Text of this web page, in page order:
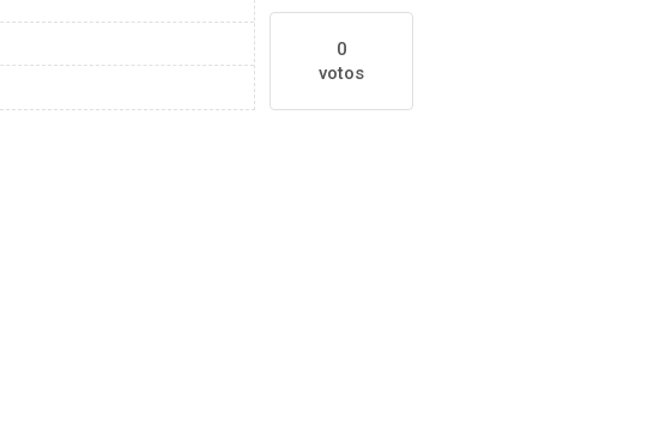
0
votos